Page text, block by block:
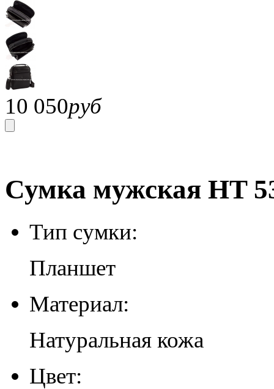
10 050руб
Сумка мужская HT
Тип сумки:
Планшет
Материал:
Натуральная кожа
Цвет: